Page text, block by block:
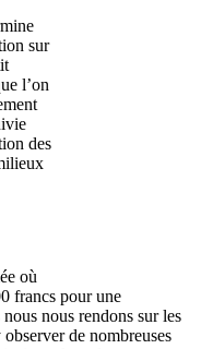
sur
l’on
des
où
francs pour une
nous rendons sur les
de nombreuses